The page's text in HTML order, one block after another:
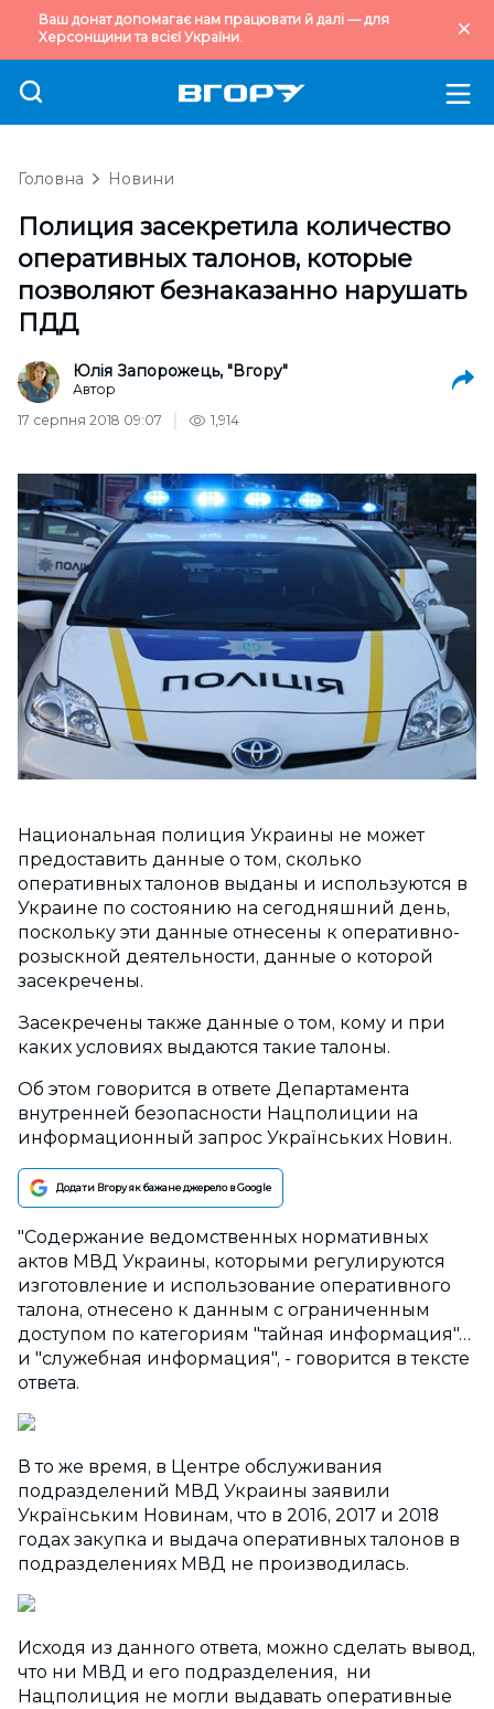
Ваш донат допомагає нам працювати й далі — для
Херсонщини та всієї України.
Головна Новини
Полиция засекретила количество
оперативных талонов, которые
позволяют безнаказанно нарушать
ПДД
Юлія Запорожець, "Вгору"
Автор
17 серпня 2018 09:07
1,914
Национальная полиция Украины не может
предоставить данные о том, сколько
оперативных талонов выданы и используются в
Украине по состоянию на сегодняшний день,
поскольку эти данные отнесены к оперативно-
розыскной деятельности, данные о которой
засекречены.
Засекречены также данные о том, кому и при
каких условиях выдаются такие талоны.
Об этом говорится в ответе Департамента
внутренней безопасности Нацполиции на
информационный запрос Українських Новин.
Додати Вгору як бажане джерело в Google
"Содержание ведомственных нормативных
актов МВД Украины, которыми регулируются
изготовление и использование оперативного
талона, отнесено к данным с ограниченным
доступом по категориям "тайная информация"…
и "служебная информация", - говорится в тексте
ответа.
В то же время, в Центре обслуживания
подразделений МВД Украины заявили
Українським Новинам, что в 2016, 2017 и 2018
годах закупка и выдача оперативных талонов в
подразделениях МВД не производилась.
Исходя из данного ответа, можно сделать вывод,
что ни МВД и его подразделения, ни
Нацполиция не могли выдавать оперативные